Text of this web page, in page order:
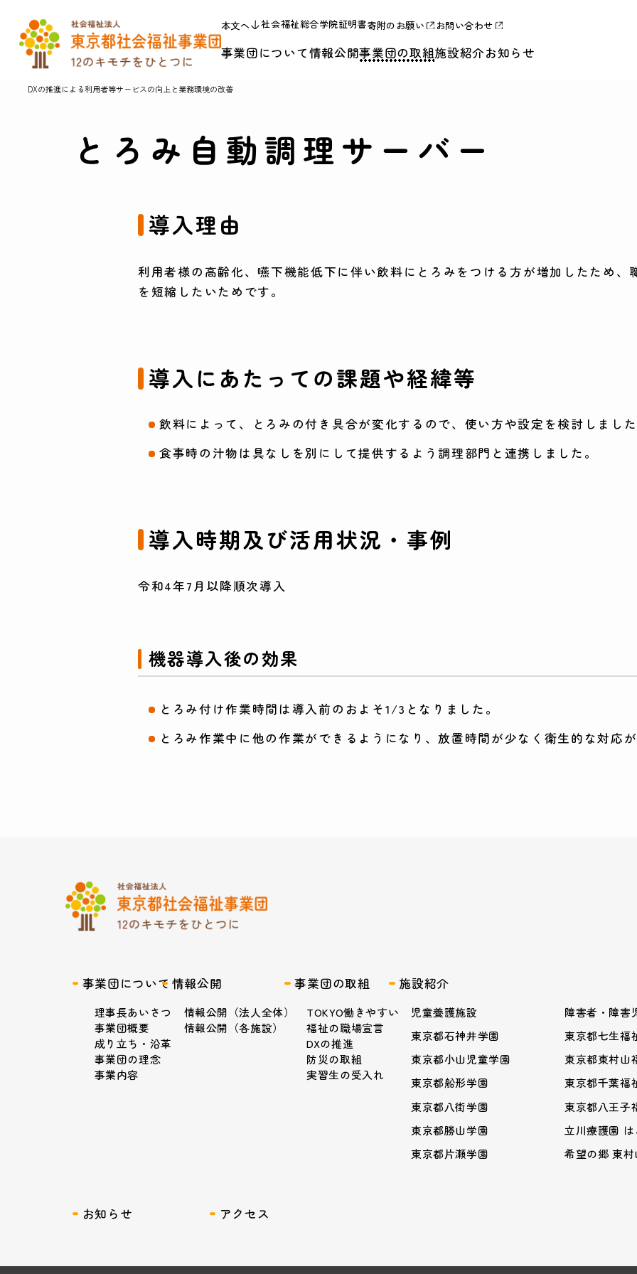
本文へ 社会福祉総合学院証明書寄附のお願い お問い合わせ
事業団について情報公開事業団の取組施設紹介お知らせ
DXの推進による利用者等サービスの向上と業務環境の改善
とろみ自動調理サーバー
導入理由
利用者様の高齢化、嚥下機能低下に伴い飲料にとろみをつける方が増加したため、
を短縮したいためです。
導入にあたっての課題や経緯等
飲料によって、とろみの付き具合が変化するので、使い方や設定を検討しまし
食事時の汁物は具なしを別にして提供するよう調理部門と連携しました。
導入時期及び活用状況・事例
令和4年7月以降順次導入
機器導入後の効果
とろみ付け作業時間は導入前のおよそ1/3となりました。
とろみ作業中に他の作業ができるようになり、放置時間が少なく衛生的な対応
事業団について
理事長あいさつ
事業団概要
成り立ち・沿革
事業団の理念
事業内容
情報公開
情報公開（法人全体）
情報公開（各施設）
事業団の取組
TOKYO働きやすい
福祉の職場宣言
DXの推進
防災の取組
実習生の受入れ
施設紹介
児童養護施設
東京都石神井学園
東京都小山児童学園
東京都船形学園
東京都八街学園
東京都勝山学園
東京都片瀬学園
障害者・障害
東京都七生福
東京都東村山
東京都千葉福
東京都八王子
立川療護園
希望の郷 東村
お知らせ アクセス